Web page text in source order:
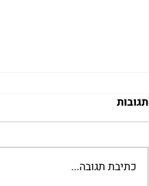
תגובות
כתיבת תגובה...